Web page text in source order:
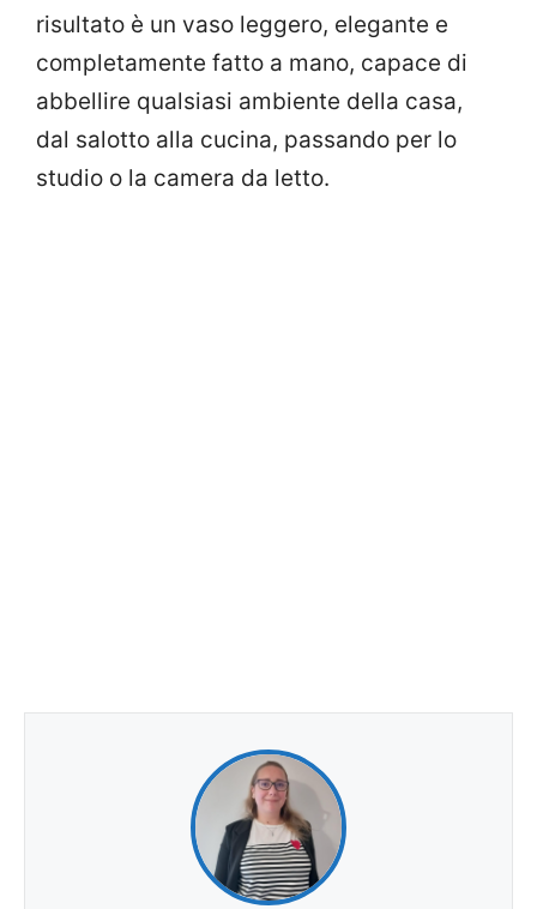
risultato è un vaso leggero, elegante e
completamente fatto a mano, capace di
abbellire qualsiasi ambiente della casa,
dal salotto alla cucina, passando per lo
studio o la camera da letto.